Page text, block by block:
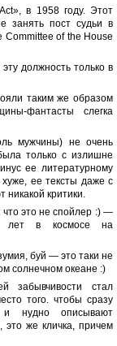
в 1958 году. Этот
занять пост судьи в
of the House
должность только в
таким же образом
фантасты слегка
мужчины) не очень
только с излишне
ее литературному
ее тексты даже с
никакой критики.
что это не спойлер :) —
лет в космосе на
буй — это таки не
солнечном океане :)
забывчивости стал
того. чтобы сразу
нудно описывают
же кличка, причем